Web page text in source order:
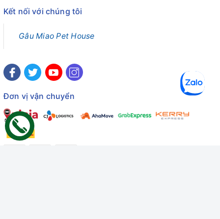
Kết nối với chúng tôi
Gâu Miao Pet House
Đơn vị vận chuyển